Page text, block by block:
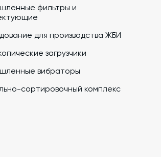
фильтры и
для производства ЖБИ
загрузчики
вибраторы
сортировочный комплекс